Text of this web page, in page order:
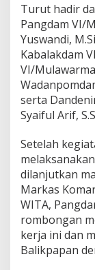
Turut hadir
Pangdam VI/
Yuswandi,
Kabalakdam
VI/
serta
Syaiful Arif,
Setelah
dilanjutkan
Markas
WITA,
rombongan
kerja ini dan
Balikpapan